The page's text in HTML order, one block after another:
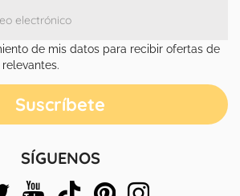
de mis datos para recibir ofertas de
SÍGUENOS